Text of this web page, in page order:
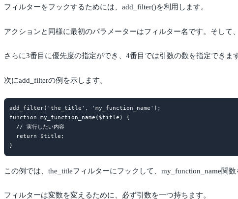
フィルターをフックするためには、add_filter()を利用します。
アクションと同様に最初のパラメーターはフィルター名です。そして
さらに3番目に優先度の指定ができ、4番目では引数の数を指定できます
次にadd_filterの例を示します。
add_filter('the_title', 'my_function_name');
function my_function_name($title) {
  // 実行したい内容
  return $title;
この例では、the_titleフィルターにフックして、my_function_name関
フィルターは変数を変えるために、必ず引数を一つ持ちます。